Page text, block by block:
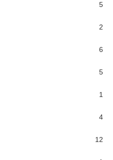
5
2
6
5
1
4
12